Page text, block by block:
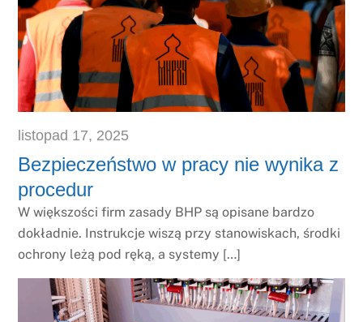
listopad 17, 2025
Bezpieczeństwo w pracy nie wynika z
procedur
W większości firm zasady BHP są opisane bardzo
dokładnie. Instrukcje wiszą przy stanowiskach, środki
ochrony leżą pod ręką, a systemy […]